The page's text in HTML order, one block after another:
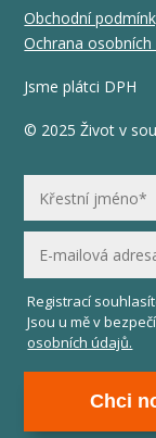
Obchodní
Ochrana
Jsme plátci DPH
© 2025 Život v
Registrací
Jsou u mě v
osobních údajů.
Chci